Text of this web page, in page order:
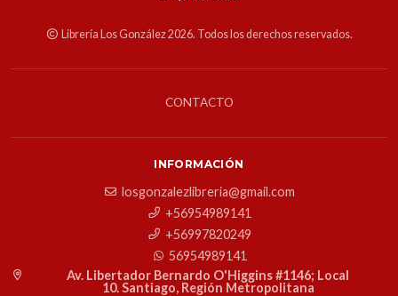
Librería Los González 2026. Todos los derechos reservados.
CONTACTO
INFORMACIÓN
losgonzalezlibreria@gmail.com
+56954989141
+56997820249
56954989141
Av. Libertador Bernardo O'Higgins #1146; Local
10. Santiago, Región Metropolitana